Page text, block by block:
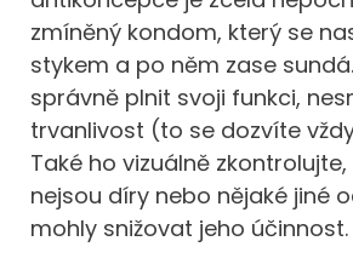
zmíněný kondom, který se
stykem a po něm zase
správně plnit svoji funkci,
trvanlivost (to se dozvíte
Také ho vizuálně
nejsou díry nebo nějaké jiné
mohly snižovat jeho účinnost.